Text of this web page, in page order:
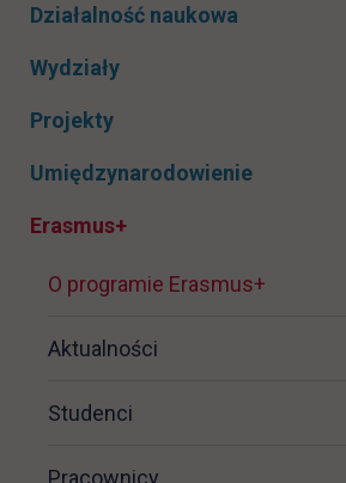
Działalność naukowa
Wydziały
Projekty
Umiędzynarodowienie
Erasmus+
O programie Erasmus+
Aktualności
Studenci
Pracownicy